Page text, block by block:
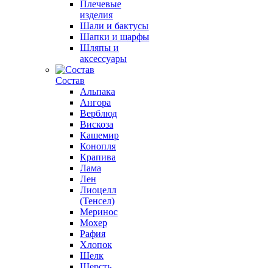
Плечевые
изделия
Шали и бактусы
Шапки и шарфы
Шляпы и
аксессуары
Состав
Альпака
Ангора
Верблюд
Вискоза
Кашемир
Конопля
Крапива
Лама
Лен
Лиоцелл
(Тенсел)
Меринос
Мохер
Рафия
Хлопок
Шелк